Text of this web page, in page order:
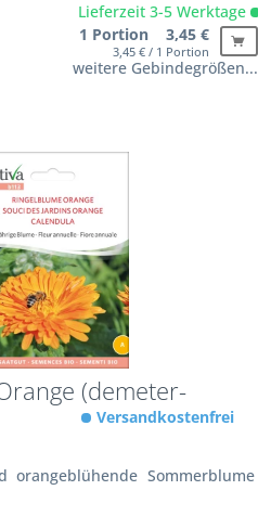
Lieferzeit 3-5 Werktage
1 Portion 3,45 €
3,45 € / 1 Portion
weitere Gebindegrößen...
(demeter-
orangeblühende Sommerblume
Versandkostenfrei